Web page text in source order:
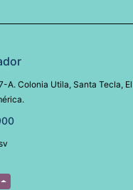
A. Colonia Utila, Santa Tecla, El